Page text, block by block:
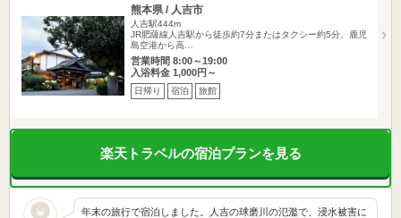
熊本県 / 人吉市
人吉駅444m
JR肥薩線人吉駅から徒歩約7分またはタクシー約5分、鹿児
島空港から高…
営業時間 8:00～19:00
入浴料金 1,000円～
日帰り 宿泊 旅館
楽天トラベルの宿泊プランを見る
年末の旅行で宿泊しました。人吉の球磨川の氾濫で、浸水被害に